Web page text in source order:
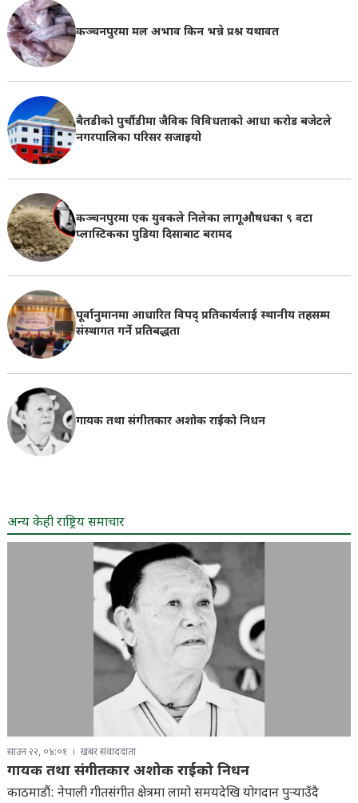
कञ्चनपुरमा मल अभाव किन भन्ने प्रश्न यथावत
बैतडीको पुर्चौडीमा जैविक विविधताको आधा करोड बजेटले
नगरपालिका परिसर सजाइयो
कञ्चनपुरमा एक युवकले निलेका लागूऔषधका ९ वटा
प्लास्टिकका पुडिया दिसाबाट बरामद
पूर्वानुमानमा आधारित विपद् प्रतिकार्यलाई स्थानीय तहसम्म
संस्थागत गर्ने प्रतिबद्धता
गायक तथा संगीतकार अशोक राईको निधन
अन्य केही राष्ट्रिय समाचार
साउन २२, ०४:०१ खबर संवाददाता
गायक तथा संगीतकार अशोक राईको निधन
काठमाडौं: नेपाली गीतसंगीत क्षेत्रमा लामो समयदेखि योगदान पुर्‍याउँदै